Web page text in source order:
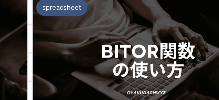
spreadsheet